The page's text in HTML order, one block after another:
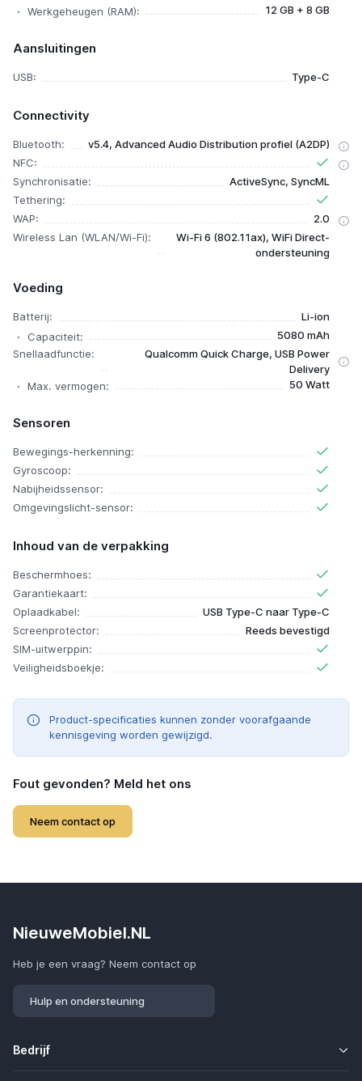
Werkgeheugen (RAM):
12 GB + 8 GB
Aansluitingen
USB: Type-C
Connectivity
Bluetooth:
v5.4, Advanced Audio Distribution profiel (A2DP)
NFC:
Synchronisatie:
ActiveSync, SyncML
Tethering:
WAP:
2.0
Wireless Lan (WLAN/Wi-Fi):
Wi-Fi 6 (802.11ax), WiFi Direct-
ondersteuning
Voeding
Batterij:
Li-ion
Capaciteit:
5080 mAh
Snellaadfunctie:
Qualcomm Quick Charge, USB Power
Delivery
Max. vermogen:
50 Watt
Sensoren
Bewegings-herkenning:
Gyroscoop:
Nabijheidssensor:
Omgevingslicht-sensor:
Inhoud van de verpakking
Beschermhoes:
Garantiekaart:
Oplaadkabel:
USB Type-C naar Type-C
Screenprotector:
Reeds bevestigd
SIM-uitwerppin:
Veiligheidsboekje:
Product-specificaties kunnen zonder voorafgaande
kennisgeving worden gewijzigd.
Fout gevonden? Meld het ons
Neem contact op
NieuweMobiel.NL
Heb je een vraag? Neem contact op
Hulp en ondersteuning
Bedrijf